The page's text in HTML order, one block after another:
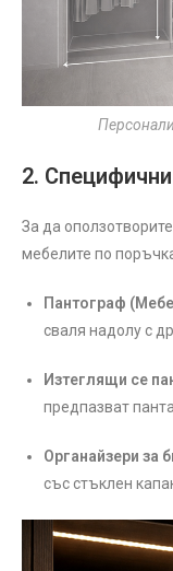
2.
За да
мебелите по
Пантограф
сваля надолу с
Изтеглящи се
предпазват
Органайзери за
със стъклен